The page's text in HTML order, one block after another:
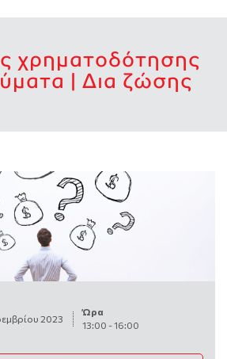
χρηματοδότησης
| Δια ζώσης
2023
Ώρα
13:00 -16:00